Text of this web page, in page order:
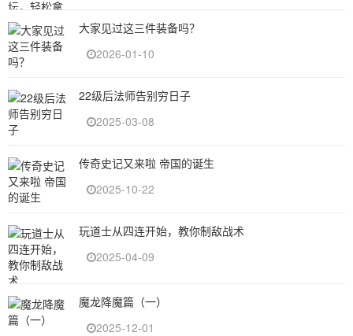
大家见过这三件装备吗？
2026-01-10
22级后法师告别穷日子
2025-03-08
传奇史记又来啦 帝国的诞生
2025-10-22
玩道士从四连开始，教你制敌战术
2025-04-09
魔龙降魔篇（一）
2025-12-01